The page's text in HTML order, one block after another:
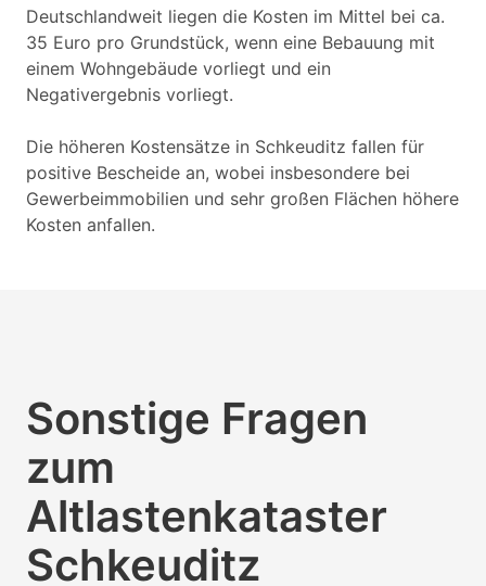
Deutschlandweit liegen die Kosten im Mittel bei ca.
35 Euro pro Grundstück, wenn eine Bebauung mit
einem Wohngebäude vorliegt und ein
Negativergebnis vorliegt.
Die höheren Kostensätze in Schkeuditz fallen für
positive Bescheide an, wobei insbesondere bei
Gewerbeimmobilien und sehr großen Flächen höhere
Kosten anfallen.
Sonstige Fragen
zum
Altlastenkataster
Schkeuditz